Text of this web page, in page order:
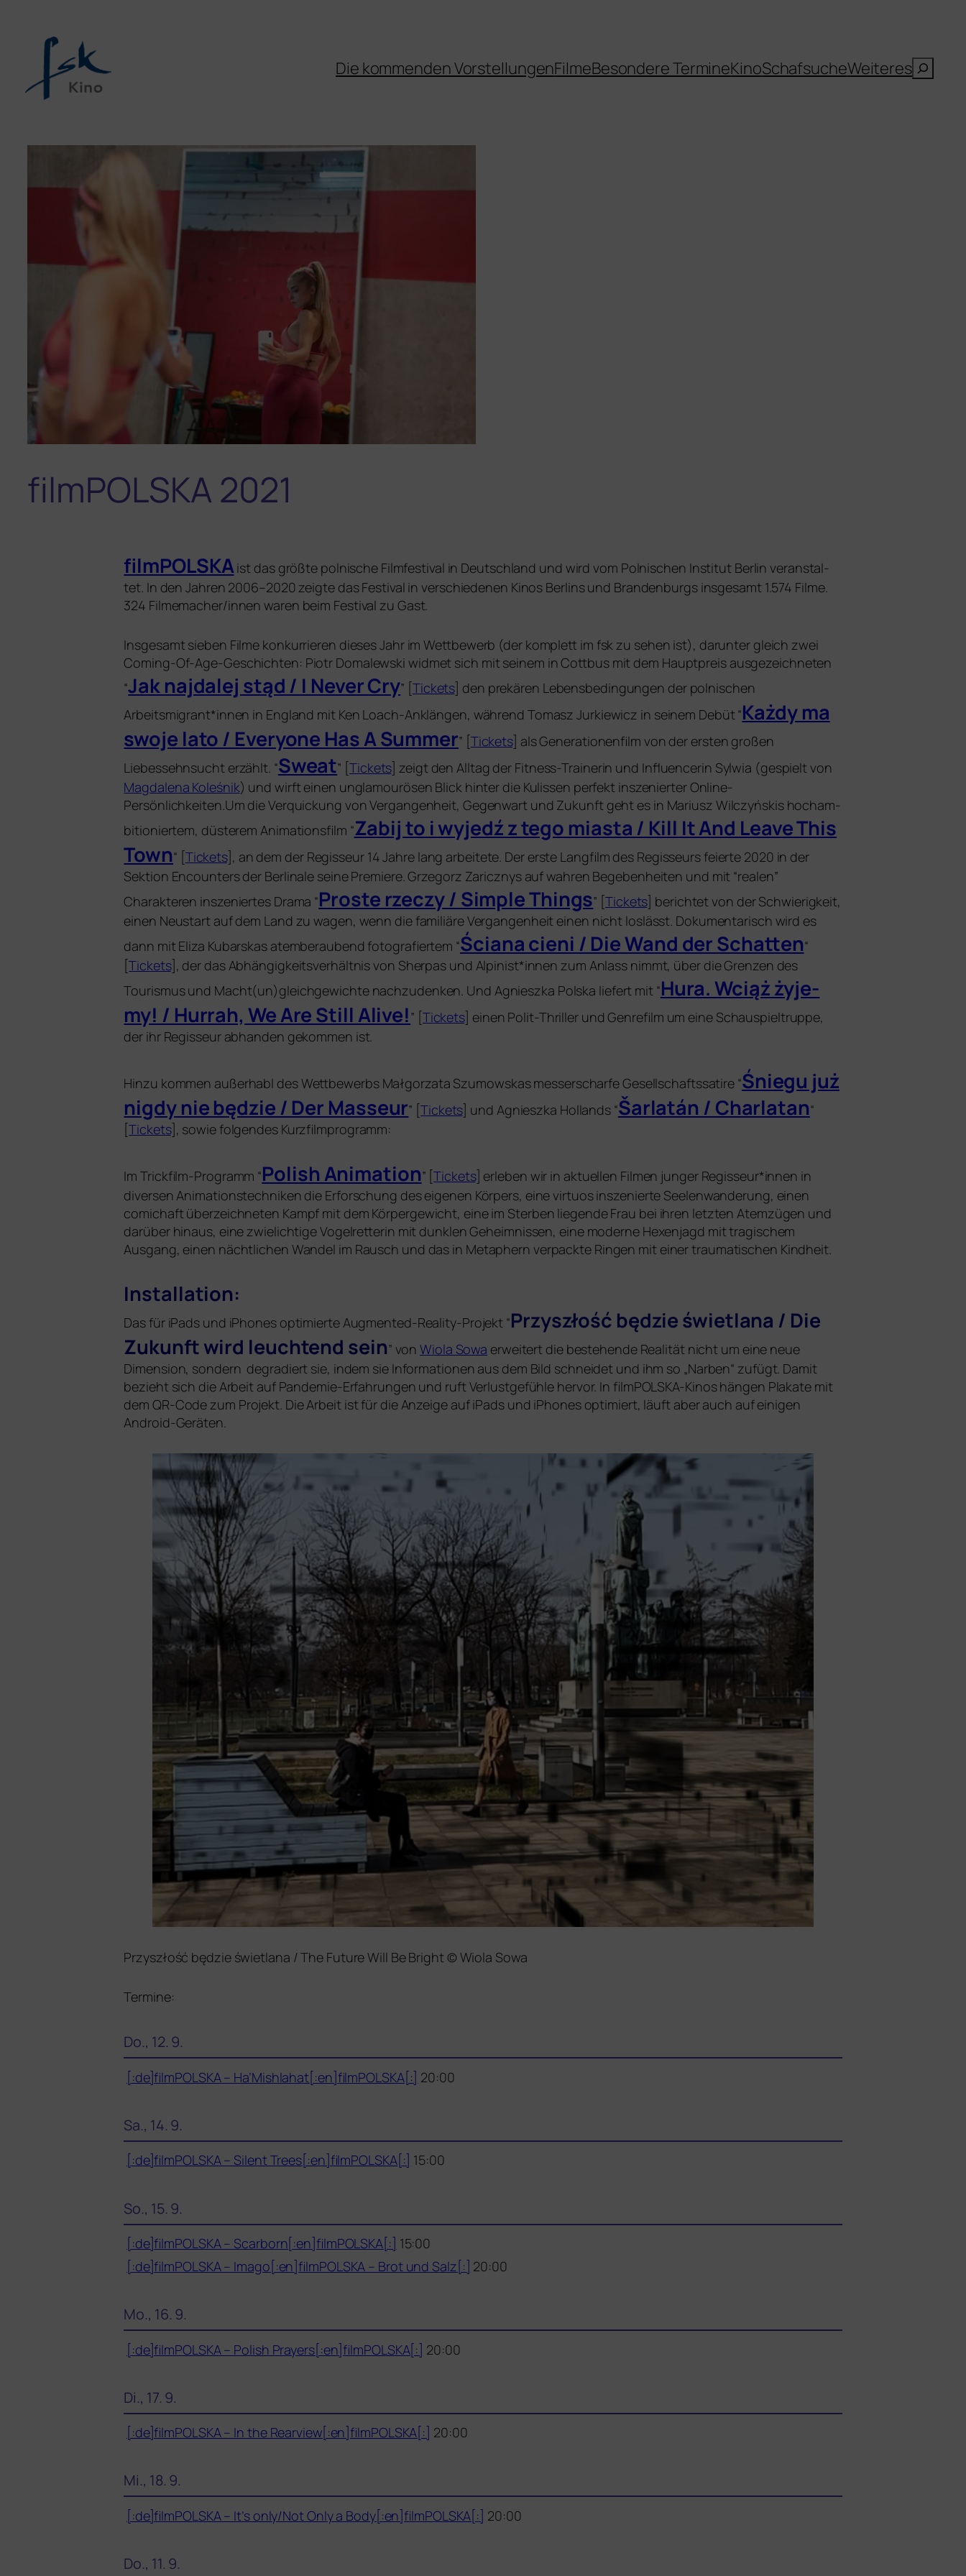
Die kommenden VorstellungenFilmeBesondere TermineKinoSchafsucheWeiteresSuchen
filmPOLSKA 2021
filmPOLSKAist das größ­te pol­ni­sche Filmfestival in Deutschland und wird vom Polnischen Institut Berlin ver­an­stal­
tet. In den Jahren 2006–2020 zeig­te das Festival in ver­schie­de­nen Kinos Berlins und Brandenburgs ins­ge­samt 1.574 Filme.
324 Filmemacher/innen waren beim Festival zu Gast.
Insgesamt sie­ben Filme kon­kur­rie­ren die­ses Jahr im Wettbewerb (der kom­plett im fsk zu sehen ist), dar­un­ter gleich zwei
Coming-Of-Age-Geschichten: Piotr Domalewski wid­met sich mit sei­nem in Cottbus mit dem Hauptpreis aus­ge­zeich­ne­ten
“Jak naj­da­lej stąd / I Never Cry” [Tickets] den pre­kä­ren Lebensbedingungen der pol­ni­schen
Arbeitsmigrant*innen in England mit Ken Loach-Anklängen, wäh­rend Tomasz Jurkiewicz in sei­nem Debüt “Każdy ma
swo­je lato / Everyone Has A Summer” [Tickets] als Generationenfilm von der ers­ten gro­ßen
Liebessehnsucht erzählt. “Sweat” [Tickets] zeigt den Alltag der Fitness-Trainerin und Influencerin Sylwia (​gespielt von
Magdalena Koleśnik) und wirft einen ung­la­mou­rö­sen Blick hin­ter die Kulissen per­fekt insze­nier­ter Online-
Persönlichkeiten.Um die Verquickung von Vergangenheit, Gegenwart und Zukunft geht es in Mariusz Wilczyńskis hoch­am­
bi­tio­nier­tem, düs­te­rem Animationsfilm “Zabij to i wyje­dź z tego mias­ta / Kill It And Leave This
Town“ [Tickets], an dem der Regisseur 14 Jahre lang arbei­te­te. Der ers­te Langfilm des Regisseurs fei­er­te 2020 in der
Sektion Encounters der Berlinale sei­ne Premiere. Grzegorz Zaricznys auf wah­ren Begebenheiten und mit “rea­len”
Charakteren insze­nier­tes Drama “Proste rzec­zy / Simple Things” [Tickets] berich­tet von der Schwierigkeit,
einen Neustart auf dem Land zu wagen, wenn die fami­liä­re Vergangenheit einen nicht los­lässt. Dokumentarisch wird es
dann mit Eliza Kubarskas atem­be­rau­bend foto­gra­fier­tem “Ściana cie­ni / Die Wand der Schatten“
[Tickets], der das Abhängigkeitsverhältnis von Sherpas und Alpinist*innen zum Anlass nimmt, über die Grenzen des
Tourismus und Macht(un)gleichgewichte nach­zu­den­ken. Und Agnieszka Polska lie­fert mit “Hura. Wciąż żyje­
my! / Hurrah, We Are Still Alive!” [Tickets] einen Polit-Thriller und Genrefilm um eine Schauspieltruppe,
der ihr Regisseur abhan­den gekom­men ist.
Hinzu kom­men außer­habl des Wettbewerbs Małgorzata Szumowskas mes­ser­schar­fe Gesellschaftssatire “Śniegu już
nig­dy nie będ­zie / Der Masseur” [Tickets] und Agnieszka Hollands “Šarlatán / Charlatan“
[Tickets], sowie fol­gen­des Kurzfilmprogramm:
Im Trickfilm-Programm “Polish Animation” [Tickets] erle­ben wir in aktu­el­len Filmen jun­ger Regisseur*innen in
diver­sen Animationstechniken die Erforschung des eige­nen Körpers, eine vir­tu­os insze­nier­te Seelenwanderung, einen
comic­haft über­zeich­ne­ten Kampf mit dem Körpergewicht, eine im Sterben lie­gen­de Frau bei ihren letz­ten Atemzügen und
dar­über hin­aus, eine zwie­lich­ti­ge Vogelretterin mit dunk­len Geheimnissen, eine moder­ne Hexenjagd mit tra­gi­schem
Ausgang, einen nächt­li­chen Wandel im Rausch und das in Metaphern ver­pack­te Ringen mit einer trau­ma­ti­schen Kindheit.
Installation:
Das für iPads und iPhones opti­mier­te Augmented-Reality-Projekt “Przyszłość będ­zie świet­la­na / Die
Zukunft wird leuch­tend sein” vonWiola Sowa erwei­tert die bestehen­de Realität nicht um eine neue
Dimension, son­dern degra­diert sie, indem sie Informationen aus dem Bild schnei­det und ihm so „Narben“ zufügt. Damit
bezieht sich die Arbeit auf Pandemie-Erfahrungen und ruft Verlustgefühle her­vor. In filmPOLSKA-Kinos hän­gen Plakate mit
dem QR-Code zum Projekt. Die Arbeit ist für die Anzeige auf iPads und iPhones opti­miert, läuft aber auch auf eini­gen
Android-Geräten.
Przyszłość będ­zie świet­la­na / The Future Will Be Bright © Wiola Sowa
Termine:
Do., 12. 9.
[:de]filmPOLSKA – Ha’Mishlahat[:en]filmPOLSKA[:] 20:00
Sa., 14. 9.
[:de]filmPOLSKA – Silent Trees[:en]filmPOLSKA[:] 15:00
So., 15. 9.
[:de]filmPOLSKA – Scarborn[:en]filmPOLSKA[:] 15:00
[:de]filmPOLSKA – Imago[:en]filmPOLSKA – Brot und Salz[:] 20:00
Mo., 16. 9.
[:de]filmPOLSKA – Polish Prayers[:en]filmPOLSKA[:] 20:00
Di., 17. 9.
[:de]filmPOLSKA – In the Rearview[:en]filmPOLSKA[:] 20:00
Mi., 18. 9.
[:de]filmPOLSKA – It’s only/Not Only a Body[:en]filmPOLSKA[:] 20:00
Do., 11. 9.